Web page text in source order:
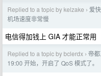
Replied to a topic by kelzake › 爱
机场速度非常慢
电信得加钱上 GIA 才能正常用
Replied to a topic by bclerdx › 帝
19:00 开始，开启了 QoS 模式了。